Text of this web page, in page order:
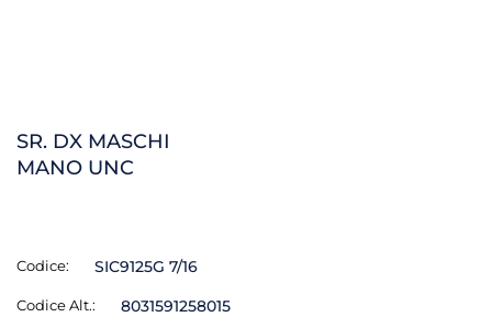
SR. DX MASCHI
MANO UNC
Codice: SIC9125G 7/16
Codice Alt.: 8031591258015